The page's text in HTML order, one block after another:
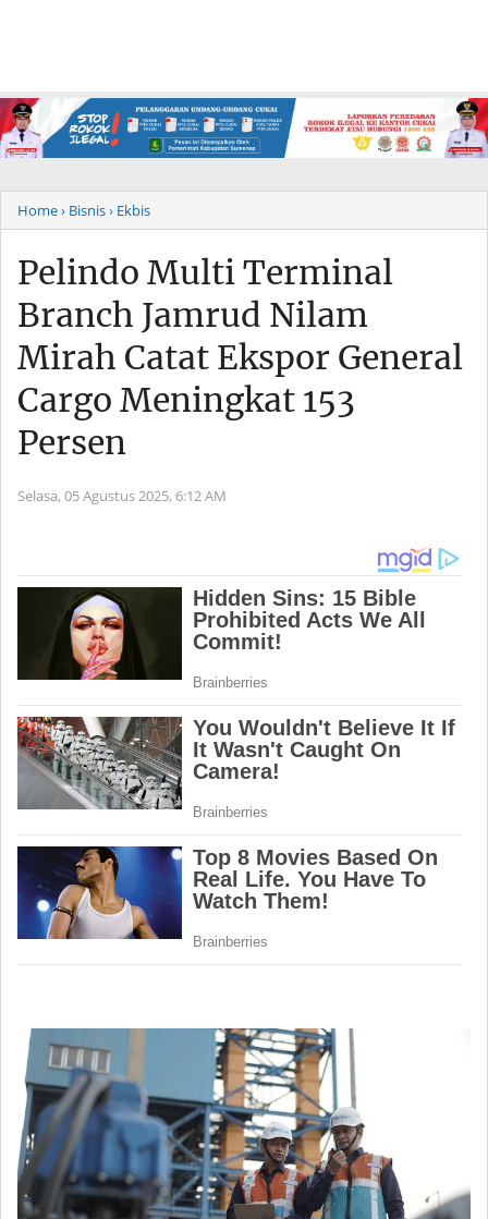
Home› Bisnis› Ekbis
Pelindo Multi Terminal
Branch Jamrud Nilam
Mirah Catat Ekspor General
Cargo Meningkat 153
Persen
Selasa, 05 Agustus 2025, 6:12 AM